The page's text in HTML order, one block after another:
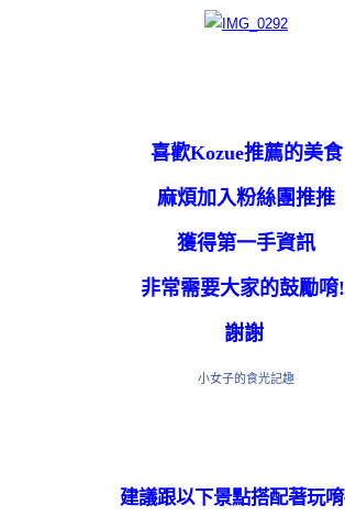
喜歡Kozue推薦的美食
麻煩加入粉絲團推推
獲得第一手資訊
非常需要大家的鼓勵唷
謝謝
小女子的食光記趣
建議跟以下景點搭配著玩唷